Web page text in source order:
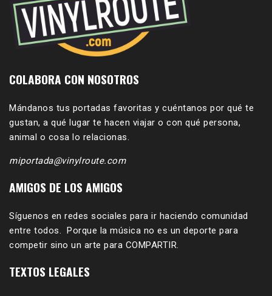
COLABORA CON NOSOTROS
Mándanos tus portadas favoritas y cuéntanos por qué te
gustan, a qué lugar te hacen viajar o con qué persona,
animal o cosa lo relacionas.
miportada@vinylroute.com
AMIGOS DE LOS AMIGOS
Síguenos en redes sociales para ir haciendo comunidad
entre todos. Porque la música no es un deporte para
competir sino un arte para COMPARTIR.
TEXTOS LEGALES